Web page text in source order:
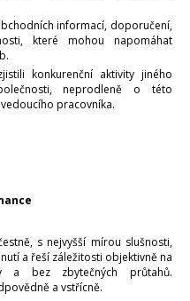
informací, doporučení,
které mohou napomáhat
konkurenční aktivity jiného
neprodleně o této
pracovníka.
s nejvyšší mírou slušnosti,
a řeší záležitosti objektivně na
a bez zbytečných průtahů.
a vstřícně.